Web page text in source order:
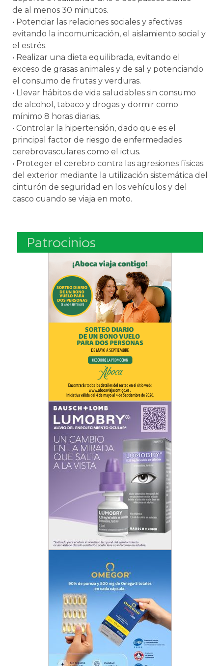
de al menos 30 minutos.
• Potenciar las relaciones sociales y afectivas
evitando la incomunicación, el aislamiento social y
el estrés.
• Realizar una dieta equilibrada, evitando el
exceso de grasas animales y de sal y potenciando
el consumo de frutas y verduras.
• Llevar hábitos de vida saludables sin consumo
de alcohol, tabaco y drogas y dormir como
mínimo 8 horas diarias.
• Controlar la hipertensión, dado que es el
principal factor de riesgo de enfermedades
cerebrovasculares como el ictus.
• Proteger el cerebro contra las agresiones físicas
del exterior mediante la utilización sistemática del
cinturón de seguridad en los vehículos y del
casco cuando se viaja en moto.
Patrocinios